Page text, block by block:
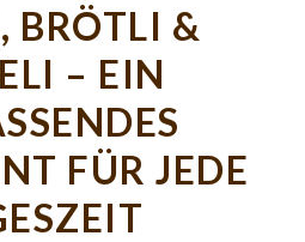
BRÖTLI &
– EIN
FÜR JEDE